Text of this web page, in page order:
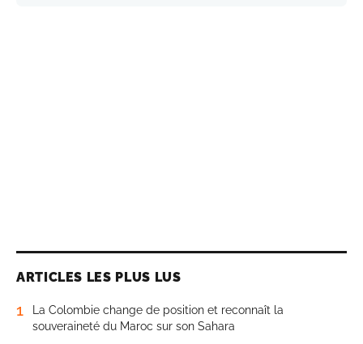
ARTICLES LES PLUS LUS
1
La Colombie change de position et reconnaît la
souveraineté du Maroc sur son Sahara